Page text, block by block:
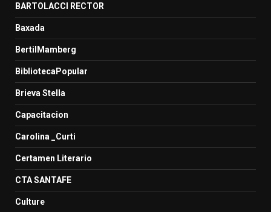
BARTOLACCI RECTOR
Baxada
BertilMamberg
BibliotecaPopular
Brieva Stella
Capacitacion
Carolina _Curti
Certamen Literario
CTA SANTAFE
Culture